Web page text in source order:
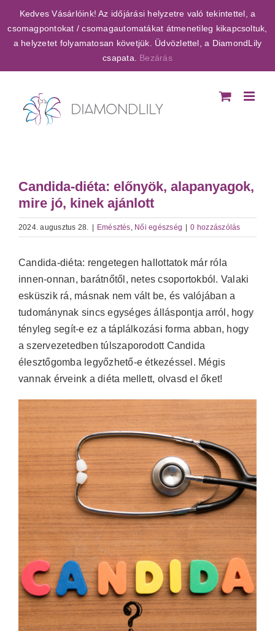
Kedves Vásárlóink! Az időjárási helyzetre való tekintettel, a
csomagpontokat / csomagautomatákat átmenetileg kikapcsoltuk,
a helyzetet folyamatosan követjük. Üdvözlettel, a DiamondLily
csapata. Bezárás
Candida-diéta: előnyök, alapanyagok,
mire jó, kinek ajánlott
2024. augusztus 28. | Emésztés Női egészség | 0 hozzászólás
Candida-diéta: rengetegen hallottatok már róla
innen-onnan, barátnőtől, netes csoportokból. Valaki
esküszik rá, másnak nem vált be, és valójában a
tudománynak sincs egységes álláspontja arról, hogy
tényleg segít-e ez a táplálkozási forma abban, hogy
a szervezetedben túlszaporodott Candida
élesztőgomba legyőzhető-e étkezéssel. Mégis
vannak érveink a diéta mellett, olvasd el őket!